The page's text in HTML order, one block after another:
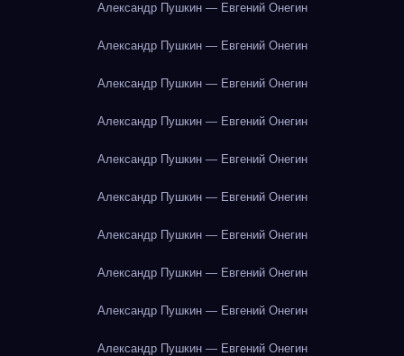
Александр Пушкин — Евгений Онегин
Александр Пушкин — Евгений Онегин
Александр Пушкин — Евгений Онегин
Александр Пушкин — Евгений Онегин
Александр Пушкин — Евгений Онегин
Александр Пушкин — Евгений Онегин
Александр Пушкин — Евгений Онегин
Александр Пушкин — Евгений Онегин
Александр Пушкин — Евгений Онегин
Александр Пушкин — Евгений Онегин